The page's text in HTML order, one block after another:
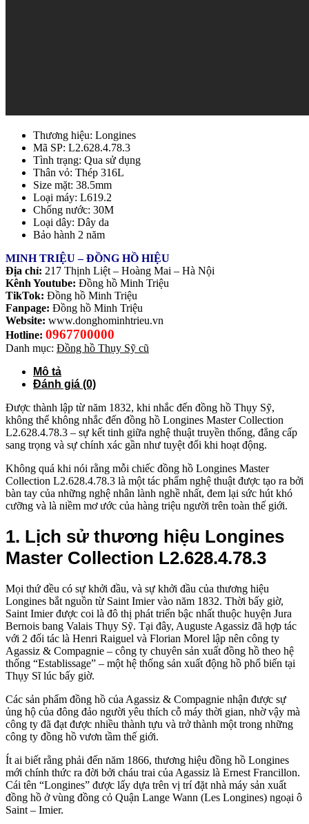
Thương hiệu: Longines
Mã SP: L2.628.4.78.3
Tình trạng: Qua sử dụng
Thân vỏ: Thép 316L
Size mặt: 38.5mm
Loại máy: L619.2
Chống nước: 30M
Loại dây: Dây da
Bảo hành 2 năm
MINH TRIỆU – ĐỒNG HỒ HIỆU
Địa chỉ: 217 Thịnh Liệt – Hoàng Mai – Hà Nội
Kênh Youtube: Đồng hồ Minh Triệu
TikTok: Đồng hồ Minh Triệu
Fanpage: Đồng hồ Minh Triệu
Website: www.donghominhtrieu.vn
Hotline: 0967700000
Danh mục: Đồng hồ Thụy Sỹ cũ
Mô tả
Đánh giá (0)
Được thành lập từ năm 1832, khi nhắc đến đồng hồ Thụy Sỹ,
không thể không nhắc đến đồng hồ Longines Master Collection
L2.628.4.78.3 – sự kết tinh giữa nghệ thuật truyền thống, đẳng cấp
sang trọng và sự chính xác gần như tuyệt đối khi hoạt động.
Không quá khi nói rằng mỗi chiếc đồng hồ Longines Master
Collection L2.628.4.78.3 là một tác phẩm nghệ thuật được tạo ra bởi
bàn tay của những nghệ nhân lành nghề nhất, đem lại sức hút khó
cưỡng và là niềm mơ ước của hàng triệu người trên toàn thế giới.
1. Lịch sử thương hiệu Longines
Master Collection L2.628.4.78.3
Mọi thứ đều có sự khởi đầu, và sự khởi đầu của thương hiệu
Longines bắt nguồn từ Saint Imier vào năm 1832. Thời bấy giờ,
Saint Imier được coi là đô thị phát triển bậc nhất thuộc huyện Jura
Bernois bang Valais Thụy Sỹ. Tại đây, Auguste Agassiz đã hợp tác
với 2 đối tác là Henri Raiguel và Florian Morel lập nên công ty
Agassiz & Compagnie – công ty chuyên sản xuất đồng hồ theo hệ
thống “Establissage” – một hệ thống sản xuất động hồ phổ biến tại
Thụy Sĩ lúc bấy giờ.
Các sản phẩm đồng hồ của Agassiz & Compagnie nhận được sự
ủng hộ của đông đảo người yêu thích cỗ máy thời gian, nhờ vậy mà
công ty đã đạt được nhiều thành tựu và trở thành một trong những
công ty đồng hồ vươn tầm thế giới.
Ít ai biết rằng phải đến năm 1866, thương hiệu đồng hồ Longines
mới chính thức ra đời bởi cháu trai của Agassiz là Ernest Francillon.
Cái tên “Longines” được lấy dựa trên vị trí đặt nhà máy sản xuất
đồng hồ ở vùng đồng cỏ Quận Lange Wann (Les Longines) ngoại ô
Saint – Imier.